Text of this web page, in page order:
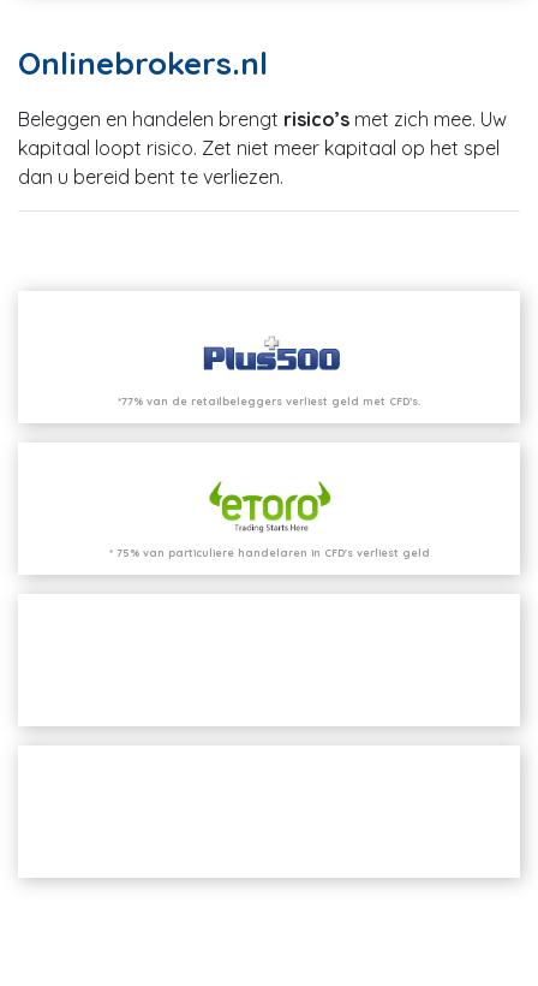
Onlinebrokers.nl
Beleggen en handelen brengt risico’s met zich mee. Uw
kapitaal loopt risico. Zet niet meer kapitaal op het spel
dan u bereid bent te verliezen.
*77% van de retailbeleggers verliest geld met CFD’s.
* 75% van particuliere handelaren in CFD's verliest geld